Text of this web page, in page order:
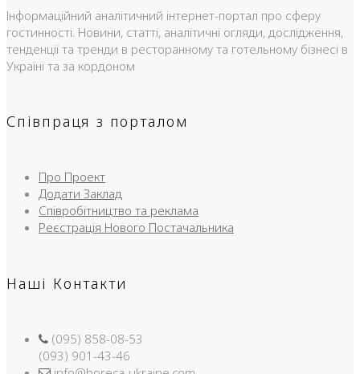
Інформаційний аналітичний інтернет-портал про сферу
гостинності. Новини, статті, аналітичні огляди, дослідження,
тенденції та тренди в ресторанному та готельному бізнесі в
Україні та за кордоном
Співпраця з порталом
Про Проект
Додати Заклад
Співробітництво та реклама
Реєстрація Нового Постачальника
Наші Контакти
(095) 858-08-53
(093) 901-43-46